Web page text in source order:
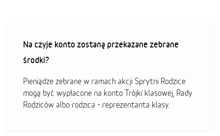
Na czyje konto zostaną przekazane zebrane
środki?
Pieniądze zebrane w ramach akcji Sprytni Rodzice
mogą być wypłacone na konto Trójki klasowej, Rady
Rodziców albo rodzica - reprezentanta klasy.